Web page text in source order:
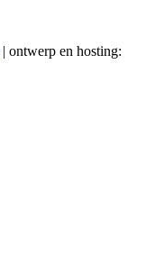
| ontwerp en hosting: